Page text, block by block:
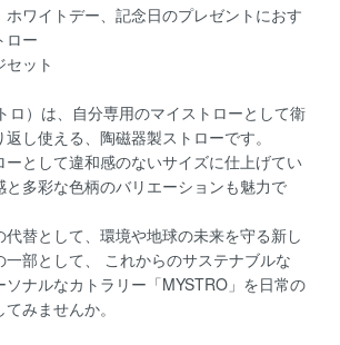
ワイトデー、記念日のプレゼントにおす
ロー
セット
ロ）は、自分専用のマイストローとして衛
し使える、陶磁器製ストローです。
ーとして違和感のないサイズに仕上げてい
と多彩な色柄のバリエーションも魅力で
替として、環境や地球の未来を守る新し
一部として、 これからのサステナブルな
ソナルなカトラリー「MYSTRO」を日常の
みませんか。